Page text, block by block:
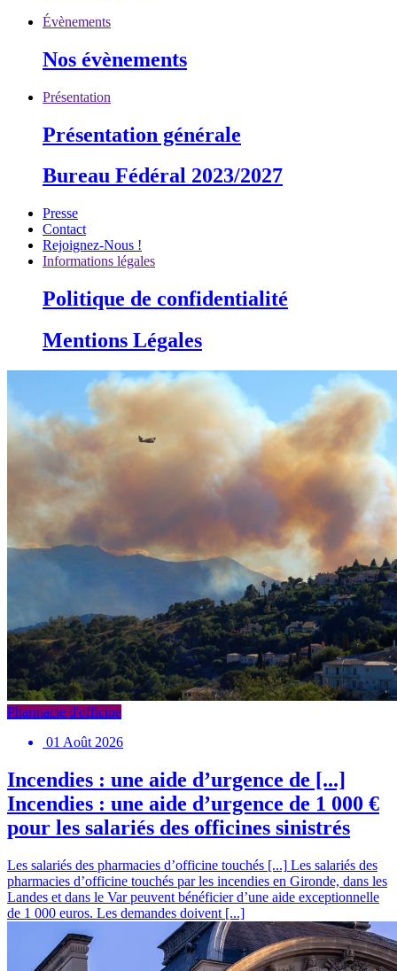
Évènements
Nos évènements
Présentation
Présentation générale
Bureau Fédéral 2023/2027
Presse
Contact
Rejoignez-Nous !
Informations légales
Politique de confidentialité
Mentions Légales
Pharmacie d'officine
01 Août 2026
Incendies : une aide d’urgence de [...]
Incendies : une aide d’urgence de 1 000 €
pour les salariés des officines sinistrés
Les salariés des pharmacies d’officine touchés [...] Les salariés des
pharmacies d’officine touchés par les incendies en Gironde, dans les
Landes et dans le Var peuvent bénéficier d’une aide exceptionnelle
de 1 000 euros. Les demandes doivent [...]